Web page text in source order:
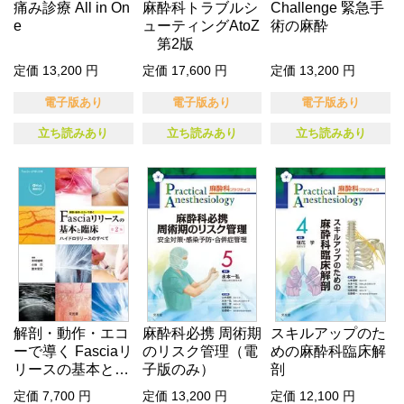
痛み診療 All in On
e
定価 13,200 円
電子版あり
立ち読みあり
麻酔科トラブルシ
ューティングAtoZ
第2版
定価 17,600 円
電子版あり
立ち読みあり
Challenge 緊急手
術の麻酔
定価 13,200 円
電子版あり
立ち読みあり
解剖・動作・エコ
ーで導く Fasciaリ
リースの基本と臨
床…
定価 7,700 円
麻酔科必携 周術期
のリスク管理（電
子版のみ）
定価 13,200 円
スキルアップのた
めの麻酔科臨床解
剖
定価 12,100 円